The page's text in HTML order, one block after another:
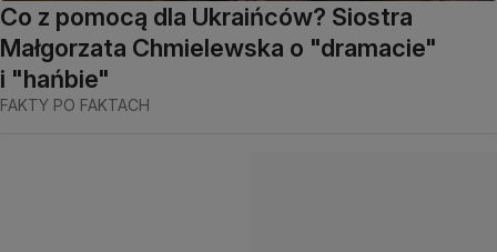
Co z pomocą dla Ukraińców? Siostra
Małgorzata Chmielewska o "dramacie"
i "hańbie"
FAKTY PO FAKTACH